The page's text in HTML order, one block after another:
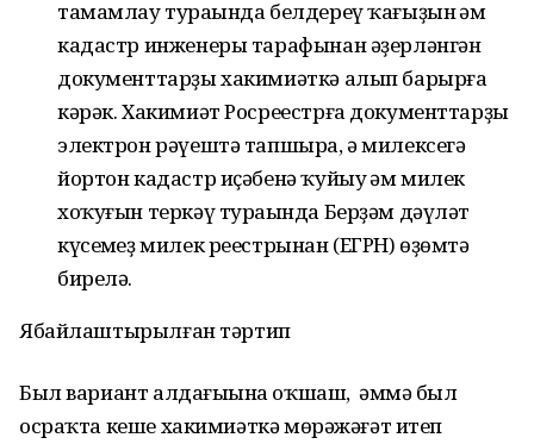
тамамлау тураһында белдереү ҡағыҙын һәм
кадастр инженеры тарафынан әҙерләнгән
документтарҙы хакимиәткә алып барырға
кәрәк. Хакимиәт Росреестрға документтарҙы
электрон рәүештә тапшыра, ә милексегә
йортон кадастр иҫәбенә ҡуйыу һәм милек
хоҡуғын теркәү тураһында Берҙәм дәүләт
күсемһеҙ милек реестрынан (ЕГРН) өҙөмтә
бирелә.
Ябайлаштырылған тәртип
Был вариант алдағыһына оҡшаш, әммә был
осраҡта кеше хакимиәткә мөрәжәғәт итеп